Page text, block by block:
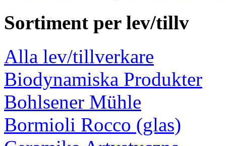
Sortiment per lev/tillv
Alla lev/tillverkare
Biodynamiska Produkter
Bohlsener Mühle
Bormioli Rocco (glas)